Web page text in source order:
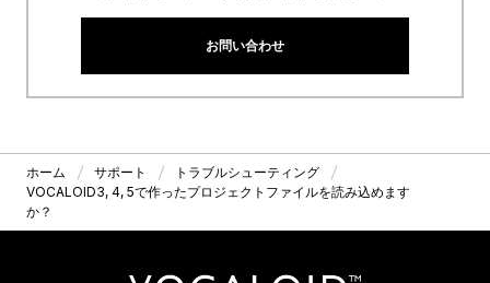
お問い合わせ
ホーム サポート
トラブルシューティング
VOCALOID3, 4, 5で作ったプロジェクトファイルを読み込めます
か？